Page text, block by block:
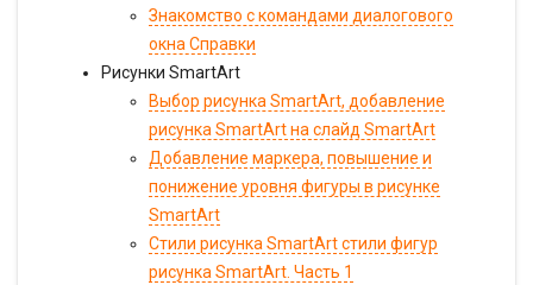
Знакомство с командами диалогового
окна Справки
Рисунки SmartArt
Выбор рисунка SmartArt, добавление
рисунка SmartArt на слайд SmartArt
Добавление маркера, повышение и
понижение уровня фигуры в рисунке
SmartArt
Стили рисунка SmartArt стили фигур
рисунка SmartArt. Часть 1